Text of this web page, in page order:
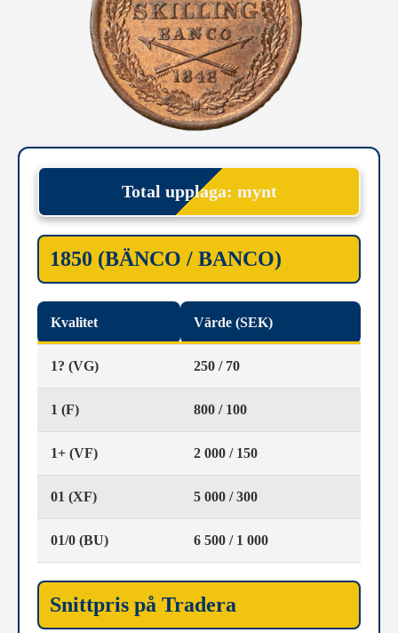
Total upplaga: mynt
1850 (BÄNCO / BANCO)
Kvalitet Värde (SEK)
1? (VG) 250 / 70
1 (F) 800 / 100
1+ (VF) 2 000 / 150
01 (XF) 5 000 / 300
01/0 (BU) 6 500 / 1 000
Snittpris på Tradera